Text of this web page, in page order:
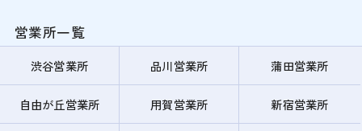
営業所一覧
渋谷営業所 品川営業所 蒲田営業所
自由が丘営業所 用賀営業所 新宿営業所